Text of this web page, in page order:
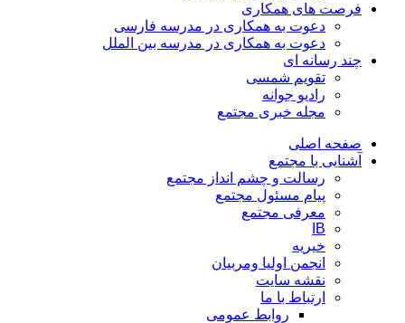
فرصت های همکاری
دعوت به همکاری در مدرسه فارسی
دعوت به همکاری در مدرسه بین الملل
چند رسانه ای
تقویم شمسی
رادیو جوانه
مجله خبری مجتمع
صفحه اصلی
آشنایی با مجتمع
رسالت و چشم انداز مجتمع
پیام مسئول مجتمع
معرفی مجتمع
IB
خیریه
انجمن اولیا ومربیان
نقشه سایت
ارتباط با ما
روابط عمومی